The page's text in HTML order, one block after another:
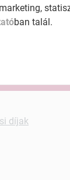
, [1519 Ft/db]
díjak
ban talál.